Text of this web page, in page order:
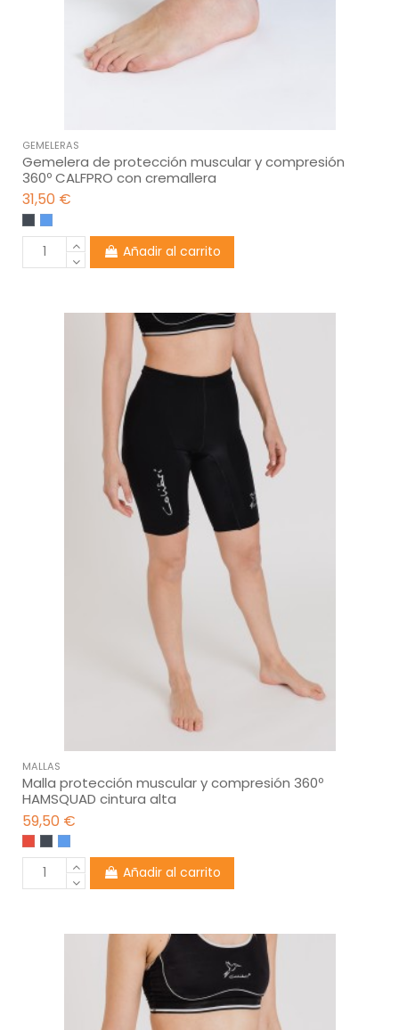
GEMELERAS
Gemelera de protección muscular y compresión
360º CALFPRO con cremallera
31,50 €
Añadir al carrito
MALLAS
Malla protección muscular y compresión 360º
HAMSQUAD cintura alta
59,50 €
Añadir al carrito